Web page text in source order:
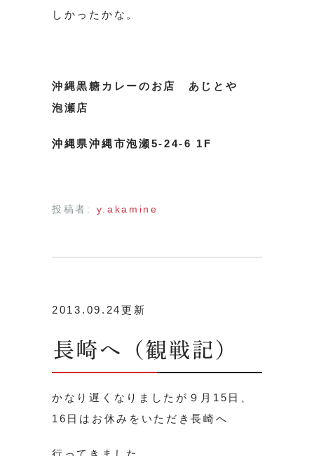
しかったかな。
沖縄黒糖カレーのお店 あじとや
泡瀬店
沖縄県沖縄市泡瀬5-24-6 1F
投稿者: y.akamine
2013.09.24更新
長崎へ（観戦記）
かなり遅くなりましたが９月15日、
16日はお休みをいただき長崎へ